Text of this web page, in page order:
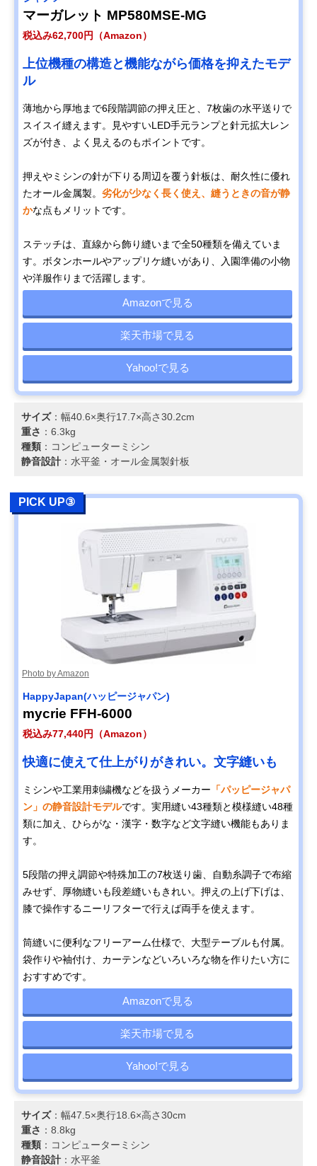
マーガレット MP580MSE-MG
税込み62,700円（Amazon）
上位機種の構造と機能ながら価格を抑えたモデ
ル
薄地から厚地まで6段階調節の押え圧と、7枚歯の水平送りで
スイスイ縫えます。見やすいLED手元ランプと針元拡大レン
ズが付き、よく見えるのもポイントです。
押えやミシンの針が下りる周辺を覆う針板は、耐久性に優れ
たオール金属製。 劣化が少なく長く使え、縫うときの音が静
かな点もメリットです。
ステッチは、直線から飾り縫いまで全50種類を備えていま
す。ボタンホールやアップリケ縫いがあり、入園準備の小物
や洋服作りまで活躍します。
Amazonで見る
楽天市場で見る
Yahoo!で見る
サイズ：幅40.6×奥行17.7×高さ30.2cm
重さ ：6.3kg
種類 ：コンピューターミシン
静音設計 ：水平釜・オール金属製針板
PICK UP③
Photo by Amazon
HappyJapan(ハッピージャパン)
mycrie FFH-6000
税込み77,440円（Amazon）
快適に使えて仕上がりがきれい。文字縫いも
ミシンや工業用刺繍機などを扱うメーカー 「パッピージャパ
ン」の静音設計モデルです。実用縫い43種類と模様縫い48種
類に加え、ひらがな・漢字・数字など文字縫い機能もありま
す。
5段階の押え調節や特殊加工の7枚送り歯、自動糸調子で布縮
みせず、厚物縫いも段差縫いもきれい。押えの上げ下げは、
膝で操作するニーリフターで行えば両手を使えます。
筒縫いに便利なフリーアーム仕様で、大型テーブルも付属。
袋作りや袖付け、カーテンなどいろいろな物を作りたい方に
おすすめです。
Amazonで見る
楽天市場で見る
Yahoo!で見る
サイズ：幅47.5×奥行18.6×高さ30cm
重さ ：8.8kg
種類 ：コンピューターミシン
静音設計 ：水平釜